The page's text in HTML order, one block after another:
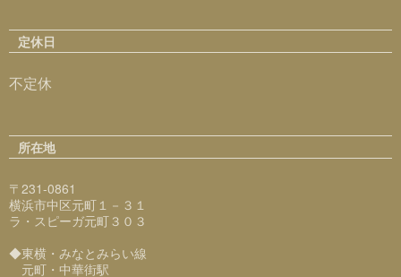
定休日
不定休
所在地
〒231-0861
横浜市中区元町１－３１
ラ・スピーガ元町３０３
◆東横・みなとみらい線
元町・中華街駅